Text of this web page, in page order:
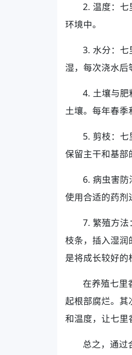
2. 温度：
环境中。
3. 水分：
湿，每次浇水后
4. 土壤与
土壤。每年春季
5. 剪枝：
保留主干和基部
6. 病虫害
使用合适的药剂
7. 繁殖方
枝条，插入湿润
是将成长较好的
在养殖七里
起根部腐烂。其
和温度，让七里
总之，通过